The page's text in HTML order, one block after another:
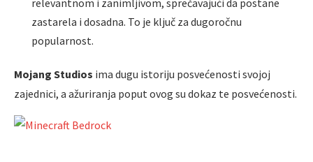
zastarela i dosadna. To je ključ za dugoročnu
popularnost.
Mojang Studios ima dugu istoriju posvećenosti svojoj
zajednici, a ažuriranja poput ovog su dokaz te posvećenosti.